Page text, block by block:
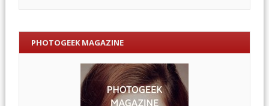
PHOTOGEEK MAGAZINE